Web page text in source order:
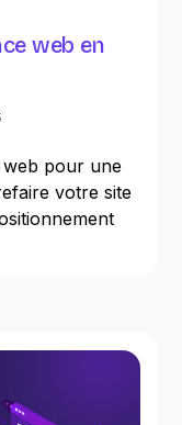
web en
web pour une
votre site